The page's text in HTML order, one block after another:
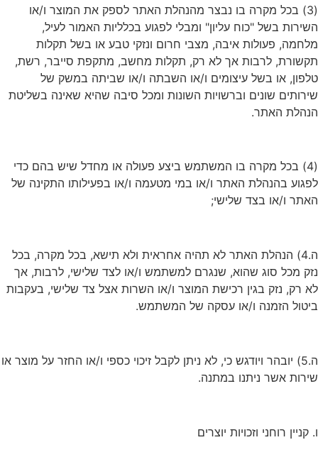
(3) בכל מקרה בו נבצר מהנהלת האתר לספק את המוצר ו/או
השירות בשל "כוח עליון" ומבלי לפגוע בכלליות האמור לעיל,
מלחמה, פעולות איבה, מצבי חרום ונזקי טבע או בשל תקלות
תקשורת, לרבות אך לא רק, תקלות מחשב, מתקפת סייבר, רשת,
טלפון, או בשל עיצומים ו/או השבתה ו/או שביתה במשק של
שירותים שונים וברשויות השונות ומכל סיבה שהיא שאינה בשליטת
הנהלת האתר.
(4) בכל מקרה בו המשתמש ביצע פעולה או מחדל שיש בהם כדי
לפגוע בהנהלת האתר ו/או במי מטעמה ו/או בפעילותו התקינה של
האתר ו/או בצד שלישי;
ה.4) הנהלת האתר לא תהיה אחראית ולא תישא, בכל מקרה, בכל
נזק מכל סוג שהוא, שנגרם למשתמש ו/או לצד שלישי, לרבות, אך
לא רק, נזק בגין רכישת המוצר ו/או השרות אצל צד שלישי, בעקבות
ביטול הזמנה ו/או עסקה של המשתמש.
ה.5) יובהר ויודגש כי, לא ניתן לקבל זיכוי כספי ו/או החזר על מוצר או
שירות אשר ניתנו במתנה.
ו. קניין רוחני וזכויות יוצרים